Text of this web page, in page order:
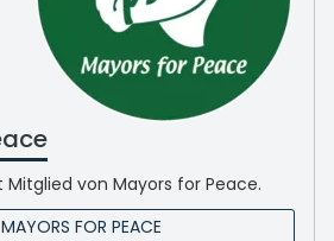
von Mayors for Peace.
MAYORS FOR PEACE